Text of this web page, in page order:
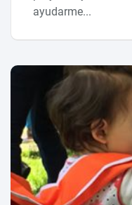
ayudarme...